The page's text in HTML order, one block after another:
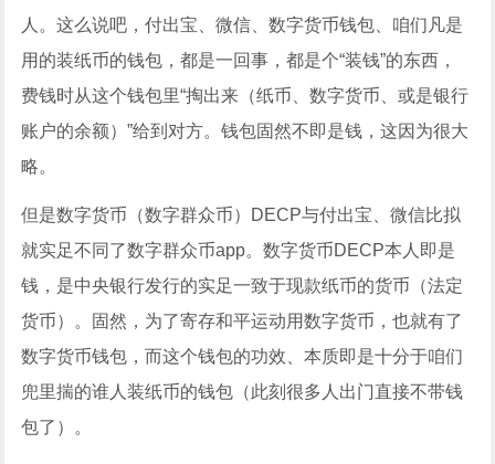
人。这么说吧，付出宝、微信、数字货币钱包、咱们凡是
用的装纸币的钱包，都是一回事，都是个“装钱”的东西，
费钱时从这个钱包里“掏出来（纸币、数字货币、或是银行
账户的余额）”给到对方。钱包固然不即是钱，这因为很大
略。
但是数字货币（数字群众币）DECP与付出宝、微信比拟
就实足不同了数字群众币app。数字货币DECP本人即是
钱，是中央银行发行的实足一致于现款纸币的货币（法定
货币）。固然，为了寄存和平运动用数字货币，也就有了
数字货币钱包，而这个钱包的功效、本质即是十分于咱们
兜里揣的谁人装纸币的钱包（此刻很多人出门直接不带钱
包了）。